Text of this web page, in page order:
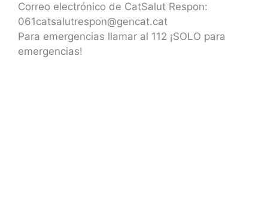
Correo electrónico de CatSalut Respon:
061catsalutrespon@gencat.cat
Para emergencias llamar al 112 ¡SOLO para
emergencias!